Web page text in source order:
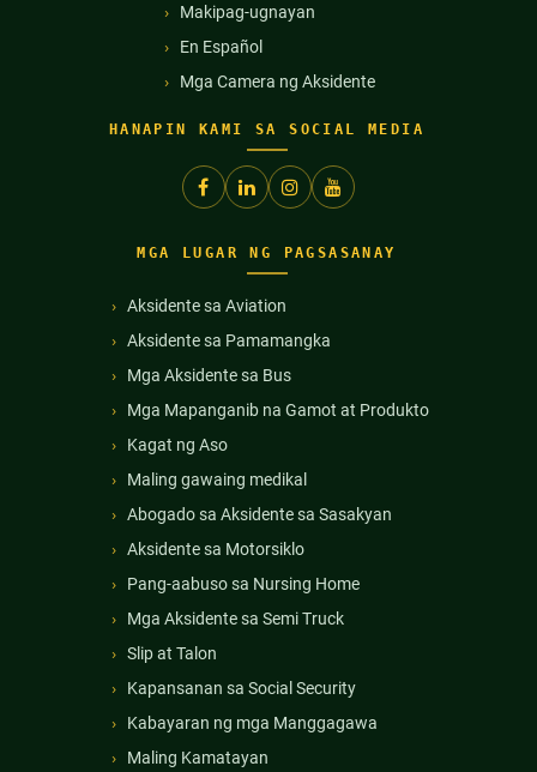
Makipag-ugnayan
En Español
Mga Camera ng Aksidente
HANAPIN KAMI SA SOCIAL MEDIA
MGA LUGAR NG PAGSASANAY
Aksidente sa Aviation
Aksidente sa Pamamangka
Mga Aksidente sa Bus
Mga Mapanganib na Gamot at Produkto
Kagat ng Aso
Maling gawaing medikal
Abogado sa Aksidente sa Sasakyan
Aksidente sa Motorsiklo
Pang-aabuso sa Nursing Home
Mga Aksidente sa Semi Truck
Slip at Talon
Kapansanan sa Social Security
Kabayaran ng mga Manggagawa
Maling Kamatayan